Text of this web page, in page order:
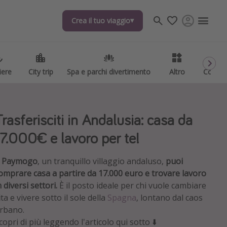
Crea il tuo viaggio
City trip Spa e parchi divertimento Altro Codici
Crea il tuo viaggio
City trip Spa e parchi divertimento Altro Codici
in Andalusia: casa da
e lavoro per te!
Paymogo, un tranquillo villaggio andaluso, puoi
casa a partire da 17.000 euro e trovare lavoro
diversi settori. È il posto ideale per chi vuole cambiare
e vivere sotto il sole della Spagna, lontano dal caos
di più leggendo l'articolo qui sotto ⬇️